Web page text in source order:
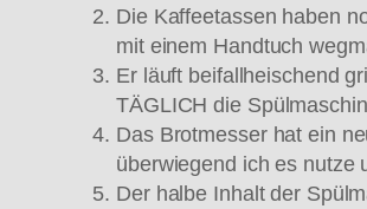
Die Kaffeetassen haben
mit einem Handtuch
Er läuft beifallheischend
TÄGLICH die
Das Brotmesser hat ein
überwiegend ich es nutze
Der halbe Inhalt der